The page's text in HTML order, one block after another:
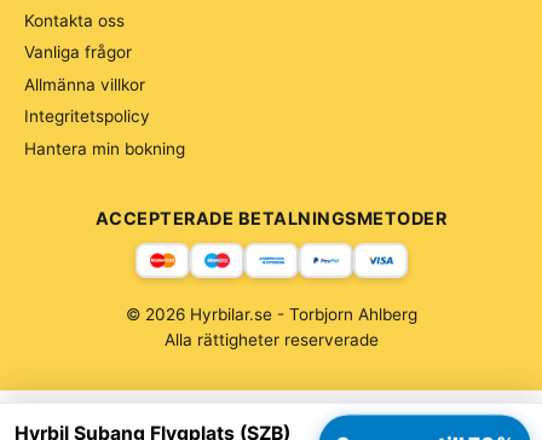
Hyrbil Subang Flygplats (SZB)
Kontakta oss
Vanliga frågor
Allmänna villkor
Integritetspolicy
Hantera min bokning
ACCEPTERADE BETALNINGSMETODER
© 2026 Hyrbilar.se - Torbjorn Ahlberg
Alla rättigheter reserverade